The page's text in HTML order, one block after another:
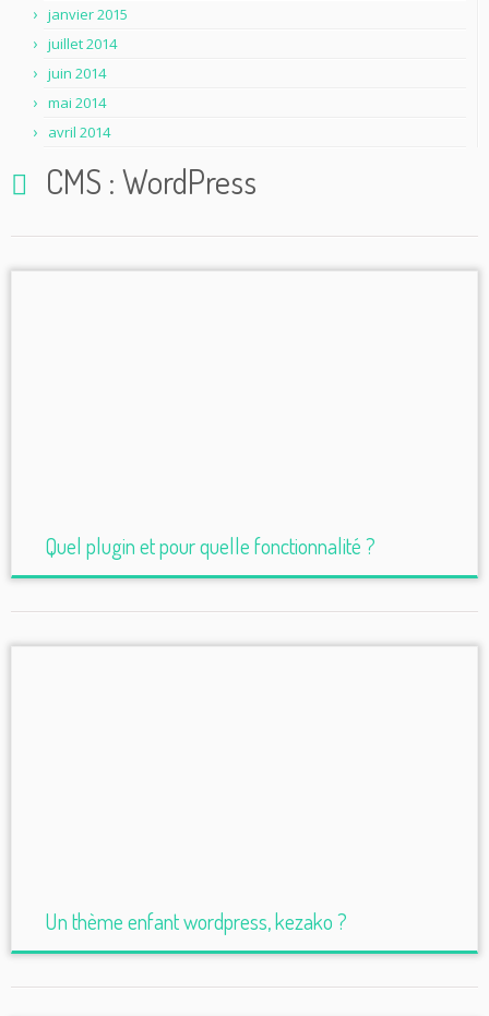
janvier 2015
juillet 2014
juin 2014
mai 2014
avril 2014
CMS : WordPress
Quel plugin et pour quelle fonctionnalité ?
Un thème enfant wordpress, kezako ?